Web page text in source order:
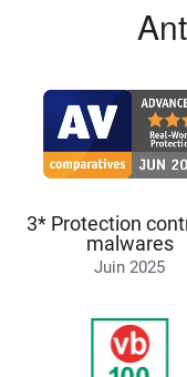
3* Protection
malwares
Juin 2025